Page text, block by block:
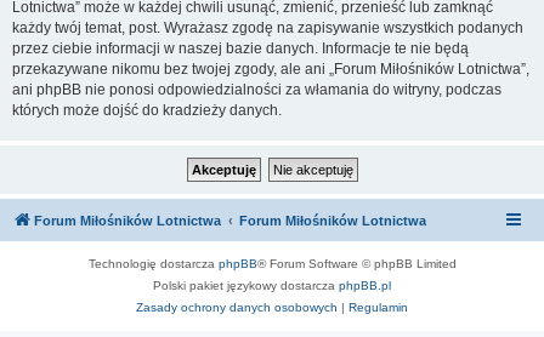
Lotnictwa” może w każdej chwili usunąć, zmienić, przenieść lub zamknąć
każdy twój temat, post. Wyrażasz zgodę na zapisywanie wszystkich podanych
przez ciebie informacji w naszej bazie danych. Informacje te nie będą
przekazywane nikomu bez twojej zgody, ale ani „Forum Miłośników Lotnictwa”,
ani phpBB nie ponosi odpowiedzialności za włamania do witryny, podczas
których może dojść do kradzieży danych.
Forum Miłośników Lotnictwa Forum Miłośników Lotnictwa
Technologię dostarcza phpBB® Forum Software © phpBB Limited
Polski pakiet językowy dostarcza phpBB.pl
Zasady ochrony danych osobowych | Regulamin